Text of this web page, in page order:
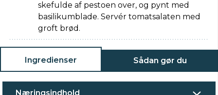
skefulde af pestoen over, og pynt med
basilikumblade. Servér tomatsalaten med
groft brød.
Ingredienser Sådan gør du
Næringsindhold